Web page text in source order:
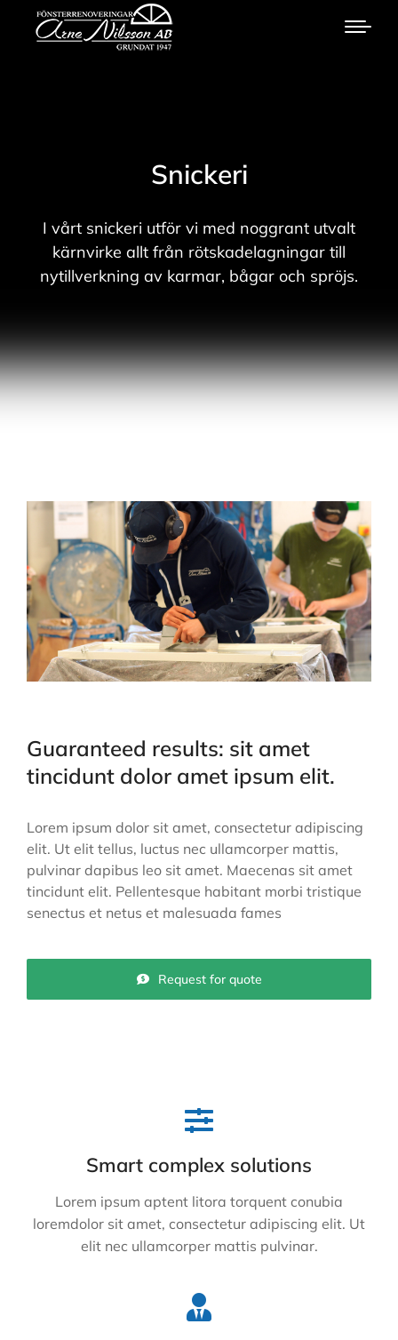
Snickeri
I vårt snickeri utför vi med noggrant utvalt
kärnvirke allt från rötskadelagningar till
nytillverkning av karmar, bågar och spröjs.
Guaranteed results: sit amet
tincidunt dolor amet ipsum elit.
Lorem ipsum dolor sit amet, consectetur adipiscing
elit. Ut elit tellus, luctus nec ullamcorper mattis,
pulvinar dapibus leo sit amet. Maecenas sit amet
tincidunt elit. Pellentesque habitant morbi tristique
senectus et netus et malesuada fames
Request for quote
Smart complex solutions
Lorem ipsum aptent litora torquent conubia
loremdolor sit amet, consectetur adipiscing elit. Ut
elit nec ullamcorper mattis pulvinar.